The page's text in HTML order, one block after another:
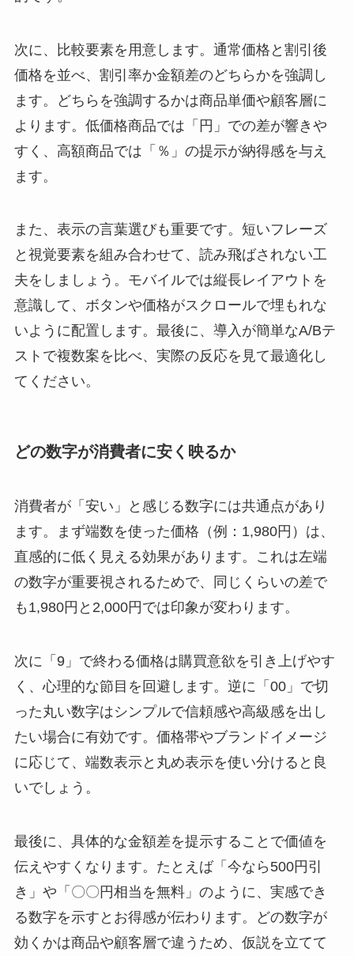
次に、比較要素を用意します。通常価格と割引後
価格を並べ、割引率か金額差のどちらかを強調し
ます。どちらを強調するかは商品単価や顧客層に
よります。低価格商品では「円」での差が響きや
すく、高額商品では「％」の提示が納得感を与え
ます。
また、表示の言葉選びも重要です。短いフレーズ
と視覚要素を組み合わせて、読み飛ばされない工
夫をしましょう。モバイルでは縦長レイアウトを
意識して、ボタンや価格がスクロールで埋もれな
いように配置します。最後に、導入が簡単なA/Bテ
ストで複数案を比べ、実際の反応を見て最適化し
てください。
どの数字が消費者に安く映るか
消費者が「安い」と感じる数字には共通点があり
ます。まず端数を使った価格（例：1,980円）は、
直感的に低く見える効果があります。これは左端
の数字が重要視されるためで、同じくらいの差で
も1,980円と2,000円では印象が変わります。
次に「9」で終わる価格は購買意欲を引き上げやす
く、心理的な節目を回避します。逆に「00」で切
った丸い数字はシンプルで信頼感や高級感を出し
たい場合に有効です。価格帯やブランドイメージ
に応じて、端数表示と丸め表示を使い分けると良
いでしょう。
最後に、具体的な金額差を提示することで価値を
伝えやすくなります。たとえば「今なら500円引
き」や「〇〇円相当を無料」のように、実感でき
る数字を示すとお得感が伝わります。どの数字が
効くかは商品や顧客層で違うため、仮説を立てて